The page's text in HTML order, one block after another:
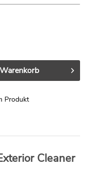
Warenkorb
Produkt
Cleaner